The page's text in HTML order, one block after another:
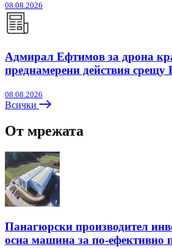
08.08.2026
Адмирал Ефтимов за дрона
преднамерени действия срещу
08.08.2026
Всички
От мрежата
Панагюрски производител
осна машина за по-ефективно